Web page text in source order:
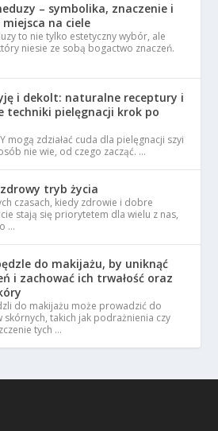
– symbolika, znaczenie i
na ciele
to nie tylko estetyczny wybór, ale
niesie ze sobą bogactwo znaczeń.
i dekolt: naturalne receptury i
techniki pielęgnacji krok po
mogą zdziałać cuda dla pielęgnacji szyi
nie wie, od czego zacząć. …
tryb życia
czasach, kiedy zdrowie i dobre
stają się priorytetem dla wielu z nas,
…
do makijażu, by uniknąć
i zachować ich trwałość oraz
do makijażu może prowadzić do
takich jak podrażnienia czy
tych …